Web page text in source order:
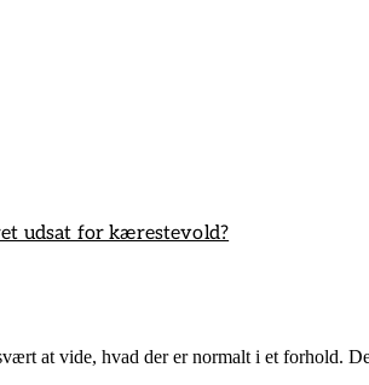
udsat for kærestevold?
at vide, hvad der er normalt i et forhold.